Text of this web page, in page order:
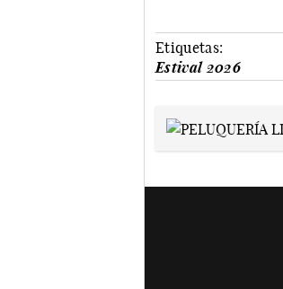
Etiquetas:
Estival 2026